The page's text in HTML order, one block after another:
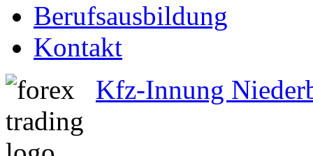
Berufsausbildung
Kontakt
Kfz-Innung